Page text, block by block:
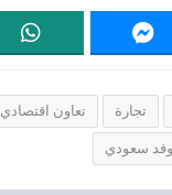
تجارة تعاون اقتصادي
وفد سعودي